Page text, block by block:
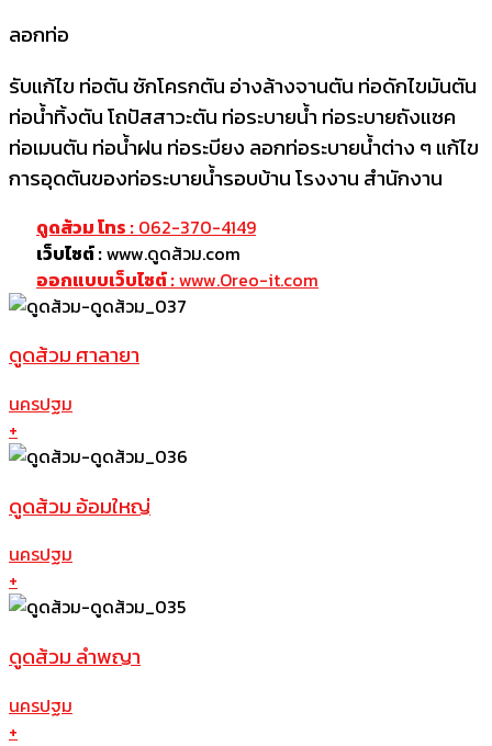
ลอกท่อ
รับแก้ไข ท่อตัน ชักโครกตัน อ่างล้างจานตัน ท่อดักไขมันตัน
ท่อน้ำทิ้งตัน โถปัสสาวะตัน ท่อระบายน้ำ ท่อระบายถังแซค
ท่อเมนตัน ท่อน้ำฝน ท่อระบียง ลอกท่อระบายน้ำต่าง ๆ แก้ไข
การอุดตันของท่อระบายน้ำรอบบ้าน โรงงาน สำนักงาน
ดูดส้วม โทร : 062-370-4149
เว็บไซต์ :www.ดูดส้วม.com
ออกแบบเว็บไซต์ :www.Oreo-it.com
ดูดส้วม ศาลายา
นครปฐม
+
ดูดส้วม อ้อมใหญ่
นครปฐม
+
ดูดส้วม ลำพญา
นครปฐม
+